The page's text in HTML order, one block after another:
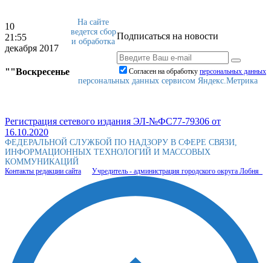
10
21:55
декабря 2017
""Воскресенье
Подписаться на новости
Согласен на обработку персональныx данных
На сайте
ведется сбор
и обработка
персональных данных сервисом Яндекс.Метрика
Регистрация сетевого издания ЭЛ-№ФС77-79306 от
16.10.2020
ФЕДЕРАЛЬНОЙ СЛУЖБОЙ ПО НАДЗОРУ В СФЕРЕ СВЯЗИ,
ИНФОРМАЦИОННЫХ ТЕХНОЛОГИЙ И МАССОВЫХ
КОММУНИКАЦИЙ
Контакты редакции сайта Учредитель - администрация городского округа Лобня